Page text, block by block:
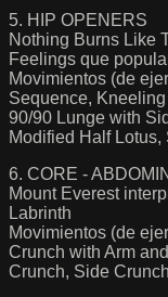
5. HIP OPENERS
Nothing Burns Like
Feelings que
Movimientos (de
Sequence,
90/90 Lunge with
Modified Half
6. CORE -
Mount Everest
Labrinth
Movimientos (de
Crunch with Arm
Crunch, Side Crunch